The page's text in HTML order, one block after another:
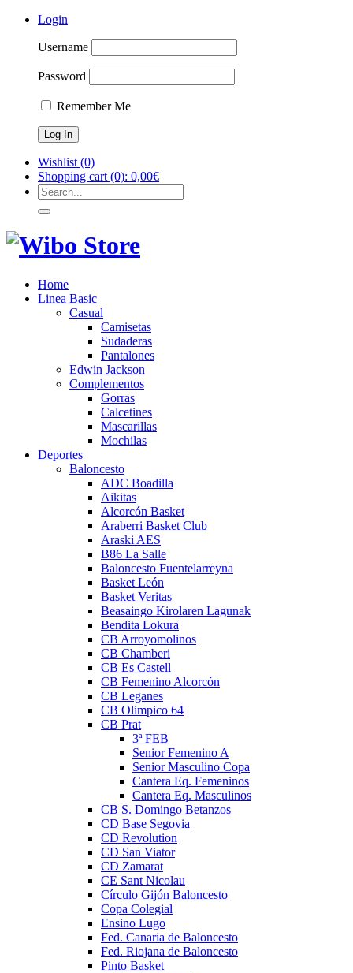
Login
Username
Password
Remember Me
Wishlist (0)
Shopping cart (0): 0,00€
Home
Linea Basic
Casual
Camisetas
Sudaderas
Pantalones
Edwin Jackson
Complementos
Gorras
Calcetines
Mascarillas
Mochilas
Deportes
Baloncesto
ADC Boadilla
Aikitas
Alcorcón Basket
Araberri Basket Club
Araski AES
B86 La Salle
Baloncesto Fuentelarreyna
Basket León
Basket Veritas
Beasaingo Kirolaren Lagunak
Bendita Lokura
CB Arroyomolinos
CB Chamberi
CB Es Castell
CB Femenino Alcorcón
CB Leganes
CB Olimpico 64
CB Prat
3ª FEB
Senior Femenino A
Senior Masculino Copa
Cantera Eq. Femeninos
Cantera Eq. Masculinos
CB S. Domingo Betanzos
CD Base Segovia
CD Revolution
CD San Viator
CD Zamarat
CE Sant Nicolau
Círculo Gijón Baloncesto
Copa Colegial
Ensino Lugo
Fed. Canaria de Baloncesto
Fed. Riojana de Baloncesto
Pinto Basket